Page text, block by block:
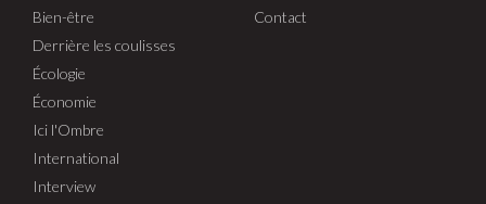
Bien-être
Derrière les coulisses
Écologie
Économie
Ici l'Ombre
International
Interview
Contact